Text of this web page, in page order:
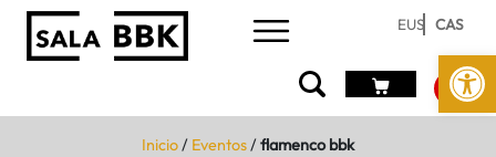
Abrir
EUS CAS
Inicio/ Eventos/flamenco bbk